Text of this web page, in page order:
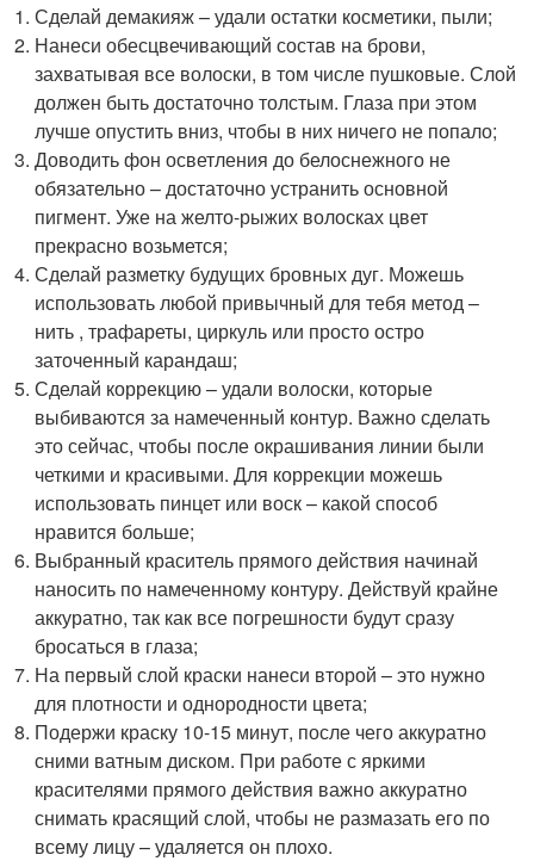
Сделай демакияж – удали остатки косметики, пыли;
Нанеси обесцвечивающий состав на брови,
захватывая все волоски, в том числе пушковые. Слой
должен быть достаточно толстым. Глаза при этом
лучше опустить вниз, чтобы в них ничего не попало;
Доводить фон осветления до белоснежного не
обязательно – достаточно устранить основной
пигмент. Уже на желто-рыжих волосках цвет
прекрасно возьмется;
Сделай разметку будущих бровных дуг. Можешь
использовать любой привычный для тебя метод –
нить , трафареты, циркуль или просто остро
заточенный карандаш;
Сделай коррекцию – удали волоски, которые
выбиваются за намеченный контур. Важно сделать
это сейчас, чтобы после окрашивания линии были
четкими и красивыми. Для коррекции можешь
использовать пинцет или воск – какой способ
нравится больше;
Выбранный краситель прямого действия начинай
наносить по намеченному контуру. Действуй крайне
аккуратно, так как все погрешности будут сразу
бросаться в глаза;
На первый слой краски нанеси второй – это нужно
для плотности и однородности цвета;
Подержи краску 10-15 минут, после чего аккуратно
сними ватным диском. При работе с яркими
красителями прямого действия важно аккуратно
снимать красящий слой, чтобы не размазать его по
всему лицу – удаляется он плохо.